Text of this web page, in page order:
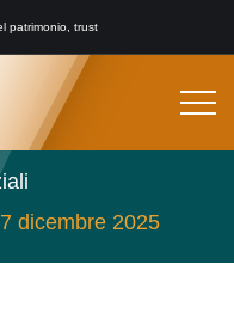
patrimonio, trust
dicembre 2025